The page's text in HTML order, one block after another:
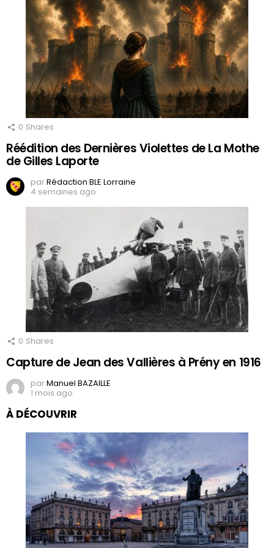
0 Shares
Réédition des Dernières Violettes de La Mothe
de Gilles Laporte
parRédaction BLE Lorraine
4 semaines ago
0 Shares
Capture de Jean des Vallières à Prény en 1916
parManuel BAZAILLE
1 mois ago
À DÉCOUVRIR